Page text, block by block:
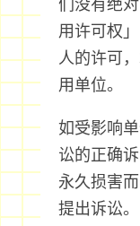
们没有绝
用许可权
人的许可
用单位。
如受影响
讼的正确
永久损害
提出诉讼。